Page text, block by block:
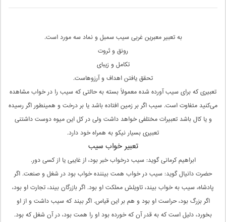
به تعبیر معبرین غربی سیب سمبل و نماد سه مورد است.
رونق و ثروت
تکامل و زیبای
تحقق یافتن اهداف و آرزوهاست.
تعبیری که برای سیب آورده شده معمولاً بسته به حالتی که سیب را در خواب مشاهده
می‌کنید متفاوت است. سیب اگر بر زمین افتاده باشد یا بر درخت و همینطور اگر رسیده
و یا کال باشد تعبیرات مختلفی خواهد داشت ولی در کل این میوه دوست داشتنی
تعبیری بسیار نیکو به همراه خود دارد.
تعبیر خواب سیب
ابراهیم کرمانی گوید: سیب درخواب خبر بود، از غایبی یا از کسی دور.
حضرت دانیال گوید: سیب در خواب همت بیننده خواب بود در شغل و صنعت. اگر
پادشاه، سیب به خواب بیند، تاویلش مملکت او بود. اگر بازرگان بیند، تجارت او بود،
اگر بزرگ بود، حراست او بود و هم بر این قیاس. اگر بیند که سیب داشت و از او
بخورد، دلیل است که به قدر آن که خورده بود او را همت بود، در آن شغل که بود.